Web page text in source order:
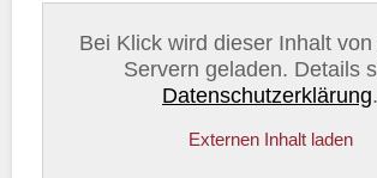
Bei Klick wird dieser Inhalt
Servern geladen. Details
Datenschutzerklärung.
Externen Inhalt laden